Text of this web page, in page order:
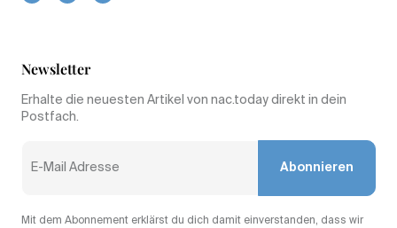
Newsletter
Erhalte die neuesten Artikel von nac.today direkt in dein
Postfach.
Abonnieren
Mit dem Abonnement erklärst du dich damit einverstanden, dass wir